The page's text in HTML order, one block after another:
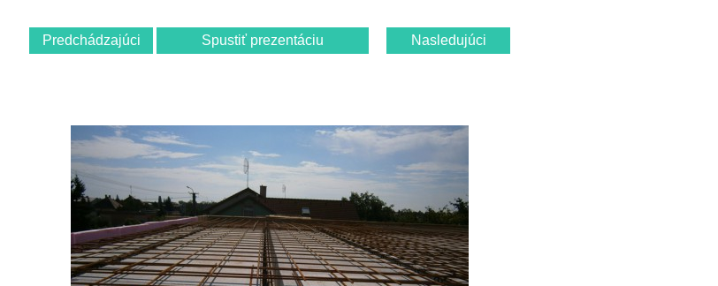
Predchádzajúci Spustiť prezentáciu Nasledujúci